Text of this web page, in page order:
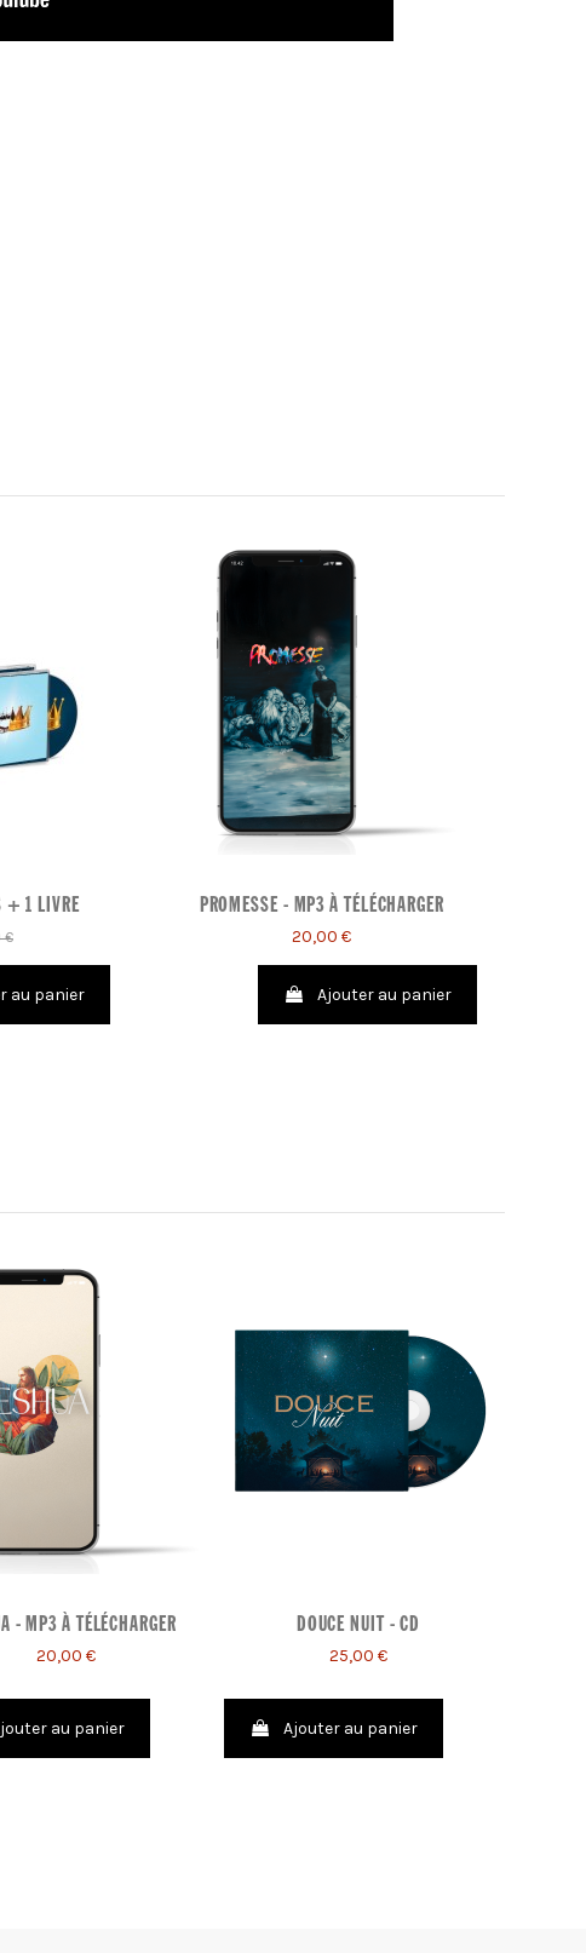
+ 1 LIVRE
€
au panier
PROMESSE - MP3 À TÉLÉCHARGER
20,00 €
Ajouter au panier
- MP3 À TÉLÉCHARGER
20,00 €
au panier
DOUCE NUIT - CD
25,00 €
Ajouter au panier